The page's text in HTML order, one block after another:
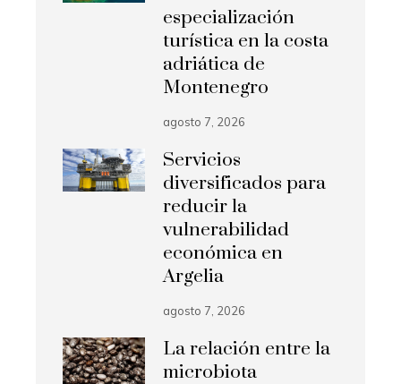
especialización
turística en la costa
adriática de
Montenegro
agosto 7, 2026
Servicios
diversificados para
reducir la
vulnerabilidad
económica en
Argelia
agosto 7, 2026
La relación entre la
microbiota